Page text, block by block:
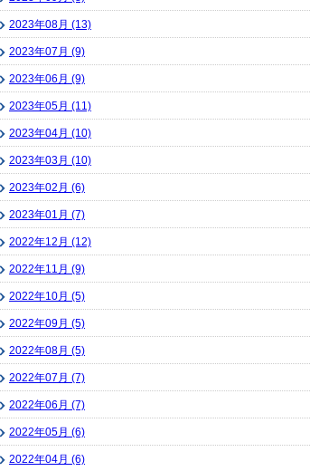
2023年08月 (13)
2023年07月 (9)
2023年06月 (9)
2023年05月 (11)
2023年04月 (10)
2023年03月 (10)
2023年02月 (6)
2023年01月 (7)
2022年12月 (12)
2022年11月 (9)
2022年10月 (5)
2022年09月 (5)
2022年08月 (5)
2022年07月 (7)
2022年06月 (7)
2022年05月 (6)
2022年04月 (6)